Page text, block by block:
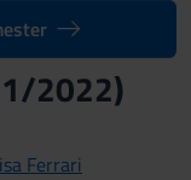
2022)
Ferrari